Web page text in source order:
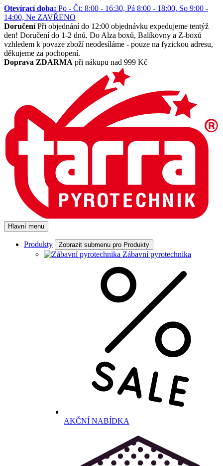
Otevírací doba: Po - Čt: 8:00 - 16:30, Pá 8:00 - 18:00, So 9:00 -
14:00, Ne ZAVŘENO
DoručeníPři objednání do 12:00 objednávku expedujeme tentýž
den! Doručení do 1-2 dnů. Do Alza boxů, Balíkovny a Z-boxů
vzhledem k povaze zboží neodesíláme - pouze na fyzickou adresu,
děkujeme za pochopení.
Doprava ZDARMA při nákupu nad 999 Kč
Hlavní menu
Produkty Zobrazit submenu pro Produkty
Zábavní pyrotechnika
AKČNÍ NABÍDKA